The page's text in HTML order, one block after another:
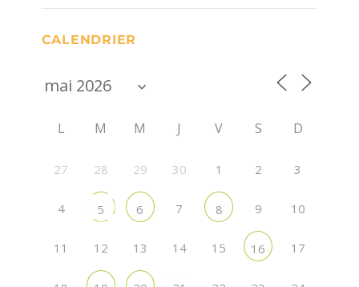
CALENDRIER
L M M J V S D
27 28 29 30 1 2 3
4 5 6 7 8 9 10
11 12 13 14 15 16 17